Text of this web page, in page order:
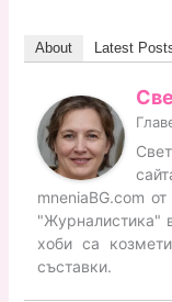
About Latest
mneniaBG.com
"Журналистика"
хоби са
съставки.